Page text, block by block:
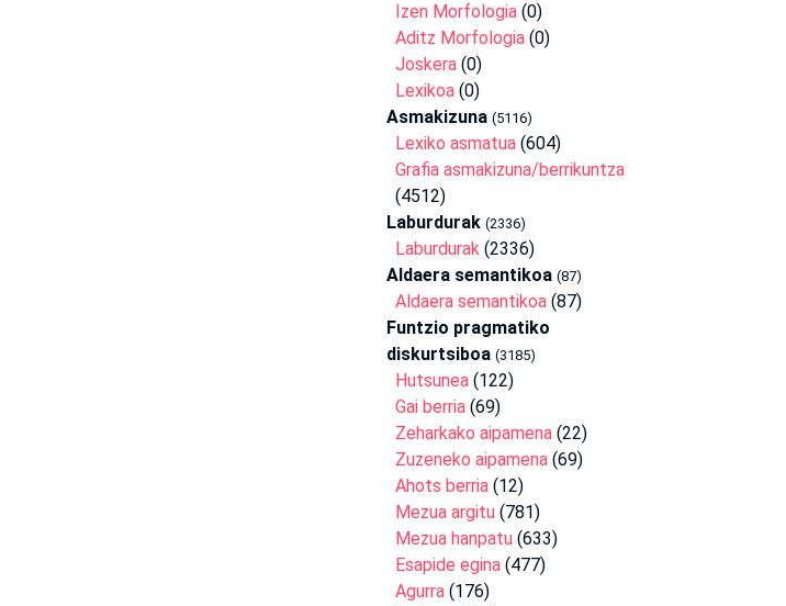
Izen Morfologia (0)
Aditz Morfologia (0)
Joskera (0)
Lexikoa (0)
Asmakizuna (5116)
Lexiko asmatua (604)
Grafia asmakizuna/berrikuntza
(4512)
Laburdurak (2336)
Laburdurak (2336)
Aldaera semantikoa (87)
Aldaera semantikoa (87)
Funtzio pragmatiko
diskurtsiboa (3185)
Hutsunea (122)
Gai berria (69)
Zeharkako aipamena (22)
Zuzeneko aipamena (69)
Ahots berria (12)
Mezua argitu (781)
Mezua hanpatu (633)
Esapide egina (477)
Agurra (176)